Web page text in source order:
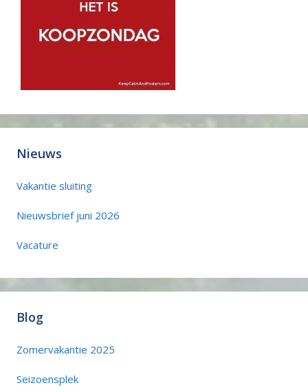
Nieuws
Vakantie sluiting
Nieuwsbrief juni 2026
Vacature
Blog
Zomervakantie 2025
Seizoensplek